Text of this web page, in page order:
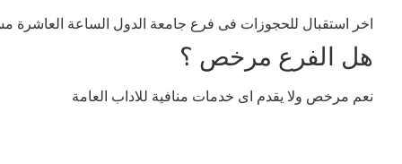
اخر استقبال للحجوزات فى فرع جامعة الدول الساعة العاشرة
هل الفرع مرخص ؟
نعم مرخص ولا يقدم اى خدمات منافية للاداب العامة